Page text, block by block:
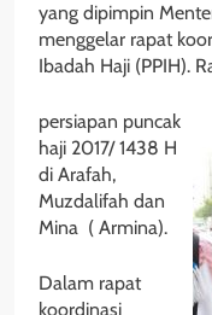
yang dipimpin
menggelar rapat
Ibadah Haji (PPIH).
persiapan puncak
haji 2017/ 1438 H
di Arafah,
Muzdalifah dan
Mina ( Armina).
Dalam rapat
koordinasi